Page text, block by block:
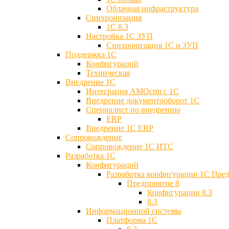
Облачная инфраструктура
Синхронизация
1С 8.3
Настройка 1С ЗУП
Синхронизация 1С и ЗУП
Поддержка 1С
Конфигураций
Техническая
Внедрение 1С
Интеграция AMOcrm с 1C
Внедрение документооборот 1С
Специалист по внедрению
ERP
Внедрение 1С ERP
Cопровождение
Cопровождение 1С ИТС
Разработка 1C
Конфигураций
Разработка конфигурации 1С
Предприятие 8
Конфигурации 8.3
8.3
Информационной системы
Платформа 1С